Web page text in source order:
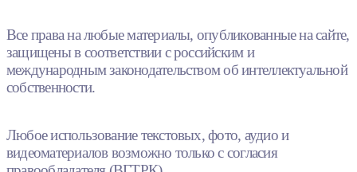
Все права на любые материалы, опубликованные на сайте,
защищены в соответствии с российским и
международным законодательством об интеллектуальной
собственности.
Любое использование текстовых, фото, аудио и
видеоматериалов возможно только с согласия